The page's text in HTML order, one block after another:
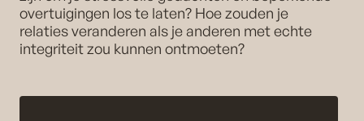
overtuigingen los te laten? Hoe zouden je
relaties veranderen als je anderen met echte
integriteit zou kunnen ontmoeten?